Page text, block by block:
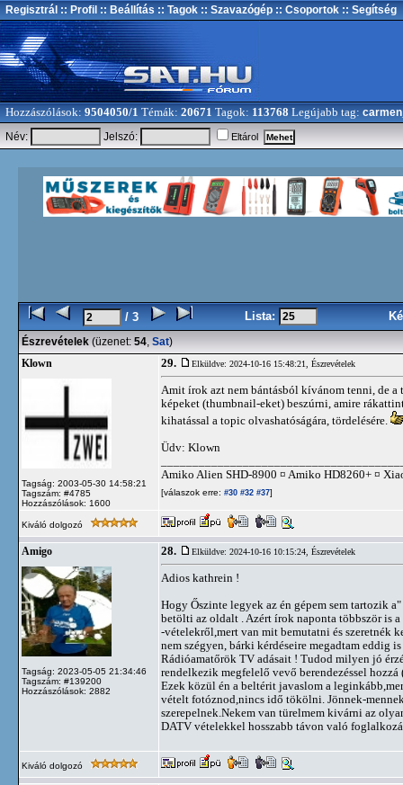
Regisztrál :: Profil :: Beállítás :: Tagok :: Szavazógép :: Csoportok :: Segítség
Hozzászólások: 9504050/1 Témák: 20671 Tagok: 113768 Legújabb tag:
Név:
Jelszó: Eltárol
/ 3 Lista:
Észrevételek (üzenet: 54, Sat)
Klown
Tagság: 2003-05-30 14:58:21
Tagszám: #4785
Hozzászólások: 1600
29. Elküldve: 2024-10-16 15:48:21, Észrevételek
Amit írok azt nem bántásból kívánom tenni, de
képeket (thumbnail-eket) beszúrni, amire
kihatással a topic olvashatóságára, tördelésére.
Üdv: Klown
Amiko Alien SHD-8900 ¤ Amiko HD8260+ ¤
[válaszok erre: #30 #32 #37]
Kiváló dolgozó
Amigo
Tagság: 2023-05-05 21:34:46
Tagszám: #139200
Hozzászólások: 2882
28. Elküldve: 2024-10-16 10:15:24, Észrevételek
Adios kathrein !
Hogy Őszinte legyek az én gépem sem tartozik
betölti az oldalt . Azért írok naponta többször is
-vételekről,mert van mit bemutatni és szeretnék
nem szégyen, bárki kérdéseire megadtam eddig
Rádióamatőrök TV adásait ! Tudod milyen jó
rendelkezik megfelelő vevő berendezéssel
Ezek közül én a beltérit javaslom a
vételt fotóznod,nincs idő tökölni. Jönnek-
szerepelnek.Nekem van türelmem kivárni az
DATV vételekkel hosszabb távon való
Kiváló dolgozó